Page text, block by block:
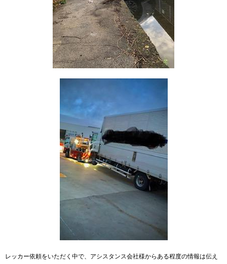
レッカー依頼をいただく中で、アシスタンス会社様からある程度の情報は伝え